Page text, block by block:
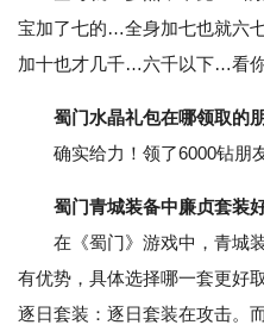
宝加了七的…全身加七也就六
加十也才几千…六千以下…看
蜀门水晶礼包在哪领取的
确实给力！领了6000钻朋友
蜀门青城装备中廉贞套装
在《蜀门》游戏中，青城装
有优势，具体选择哪一套更好
逐日套装：逐日套装在攻击。